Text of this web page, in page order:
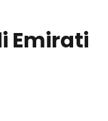
Emirati